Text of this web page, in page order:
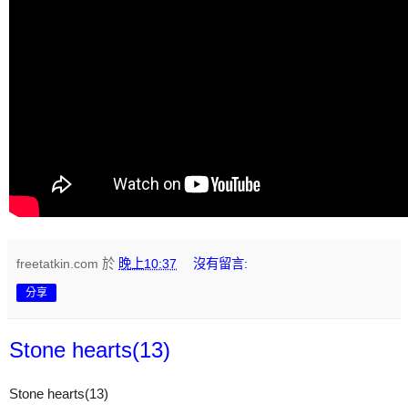
freetatkin.com 於 晚上10:37 沒有留言:
分享
Stone hearts(13)
Stone hearts(13)